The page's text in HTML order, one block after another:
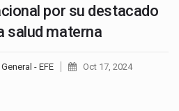
por su destacado
salud materna
- EFE Oct 17, 2024